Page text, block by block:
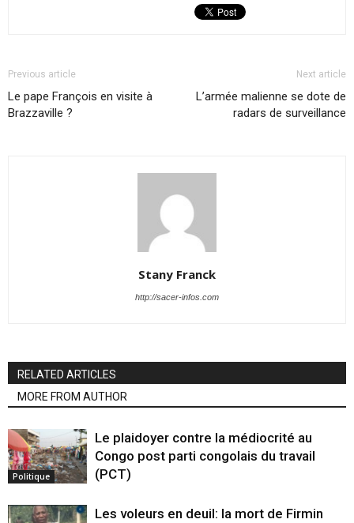
Previous article
Le pape François en visite à
Brazzaville ?
Next article
L’armée malienne se dote de
radars de surveillance
Stany Franck
http://sacer-infos.com
RELATED ARTICLES
MORE FROM AUTHOR
Politique
Le plaidoyer contre la médiocrité au
Congo post parti congolais du travail
(PCT)
Les voleurs en deuil: la mort de Firmin